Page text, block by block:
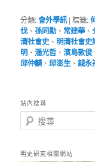
分類:會外學訊 |標籤:
伐、孫同勛、 常建華、
清社會史 、 明清社會史
明 、潘光哲、濱島敦俊
邱仲麟、邱澎生 、錢永
站內搜尋
搜
尋
明史研究相關網站